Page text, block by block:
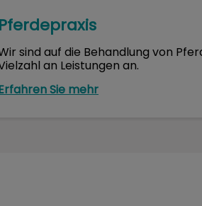
Pferdepraxis
sind auf die Behandlung von
an Leistungen an.
Sie mehr